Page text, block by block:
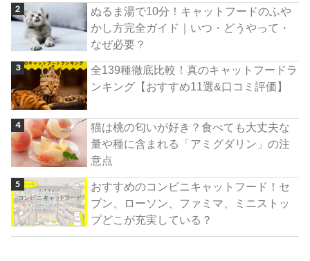
ぬるま湯で10分！キャットフードのふや
かし方完全ガイド｜いつ・どうやって・
なぜ必要？
全139種徹底比較！真のキャットフードラ
ンキング【おすすめ11選&口コミ評価】
猫は桃の匂いが好き？食べても大丈夫な
量や種に含まれる「アミグダリン」の注
意点
おすすめのコンビニキャットフード！セ
ブン、ローソン、ファミマ、ミニストッ
プどこが充実している？